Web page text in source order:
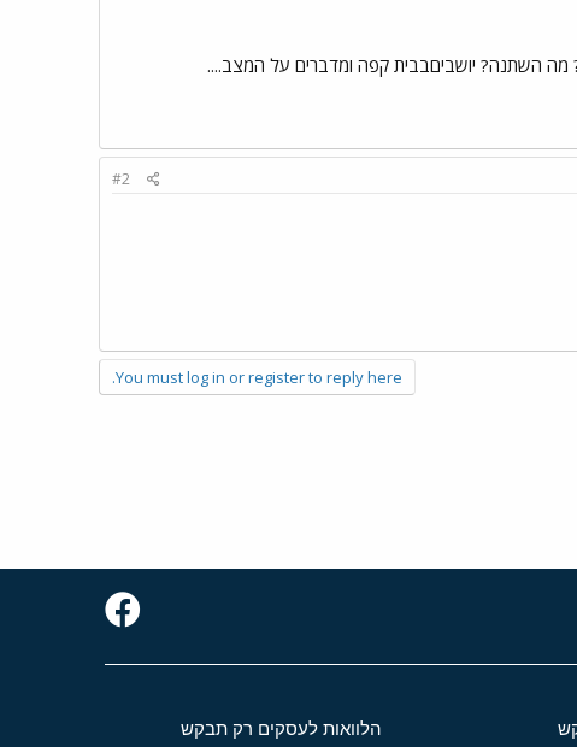
מה השתנה? יושביםבבית קפה ומדברים על המצב....
#2
You must log in or register to reply here.
הלוואות לעסקים רק תבקש